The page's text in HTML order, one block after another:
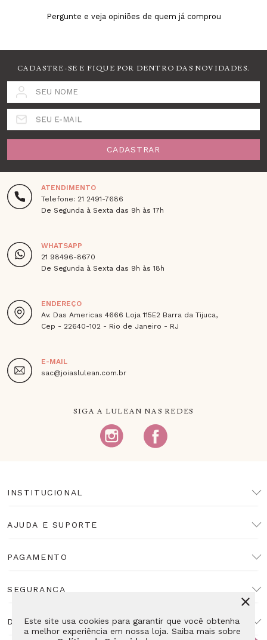
Este site usa cookies para garantir que você obtenha
a melhor experiência em nossa loja. Saiba mais sobre
Pergunte e veja opiniões de quem já comprou
CADASTRE-SE E FIQUE POR DENTRO DAS NOVIDADES.
SEU NOME
SEU E-MAIL
CADASTRAR
ATENDIMENTO
Telefone: 21 2491-7686
De Segunda à Sexta das 9h às 17h
WHATSAPP
21 98496-8670
De Segunda à Sexta das 9h às 18h
ENDEREÇO
Av. Das Americas 4666 Loja 115E2 Barra da Tijuca,
Cep - 22640-102 - Rio de Janeiro - RJ
E-MAIL
sac@joiaslulean.com.br
SIGA A LULEAN NAS REDES
INSTITUCIONAL
AJUDA E SUPORTE
PAGAMENTO
SEGURANÇA
DESENVOLVIMENTO